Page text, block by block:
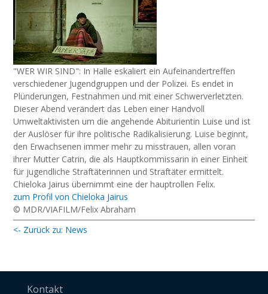
"WER WIR SIND": In Halle eskaliert ein Aufeinandertreffen
verschiedener Jugendgruppen und der Polizei. Es endet in
Plünderungen, Festnahmen und mit einer Schwerverletzten.
Dieser Abend verändert das Leben einer Handvoll
Umweltaktivisten um die angehende Abiturientin Luise und ist
der Auslöser für ihre politische Radikalisierung. Luise beginnt,
den Erwachsenen immer mehr zu misstrauen, allen voran
ihrer Mutter Catrin, die als Hauptkommissarin in einer Einheit
für jugendliche Straftäterinnen und Straftäter ermittelt.⁠ ⁠
Chieloka Jairus übernimmt eine der hauptrollen Felix.⁠ ⁠
zum Profil von Chieloka Jairus
© MDR/VIAFILM/Felix Abraham
<- Zurück zu: News
Kontakt